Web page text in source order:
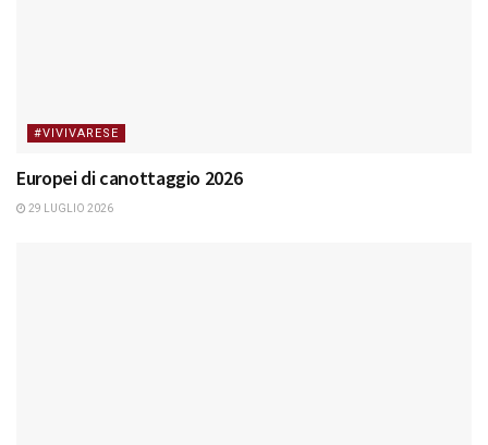
#VIVIVARESE
Europei di canottaggio 2026
29 LUGLIO 2026